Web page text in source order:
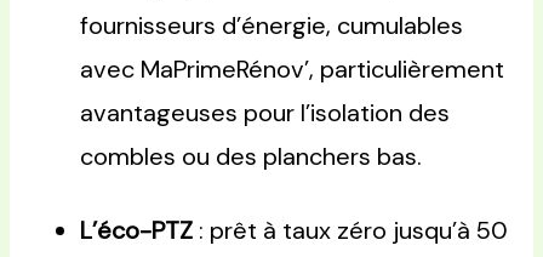
fournisseurs d’énergie, cumulables
avec MaPrimeRénov’, particulièrement
avantageuses pour l’isolation des
combles ou des planchers bas.
L’éco-PTZ : prêt à taux zéro jusqu’à 50